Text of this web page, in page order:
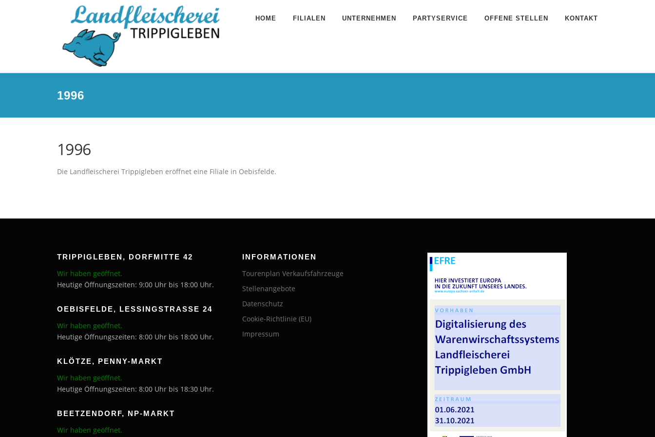
HOME FILIALEN UNTERNEHMEN PARTYSERVICE OFFENE STELLEN KONTAKT
1996
1996
Die Landfleischerei Trippigleben eröffnet eine Filiale in Oebisfelde.
TRIPPIGLEBEN, DORFMITTE 42
Wir haben geöffnet.
Heutige Öffnungszeiten: 9:00 Uhr bis 18:00 Uhr.
OEBISFELDE, LESSINGSTRASSE 24
Wir haben geöffnet.
Heutige Öffnungszeiten: 8:00 Uhr bis 18:00 Uhr.
KLÖTZE, PENNY-MARKT
Wir haben geöffnet.
Heutige Öffnungszeiten: 8:00 Uhr bis 18:30 Uhr.
BEETZENDORF, NP-MARKT
Wir haben geöffnet.
INFORMATIONEN
Tourenplan Verkaufsfahrzeuge
Stellenangebote
Datenschutz
Cookie-Richtlinie (EU)
Impressum